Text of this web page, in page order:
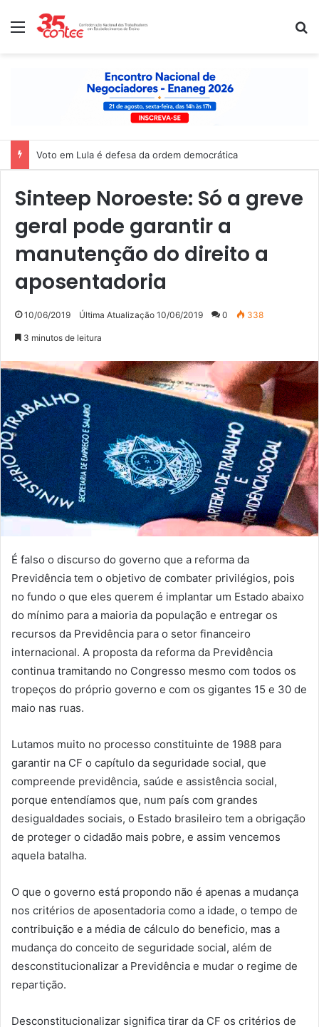
Menu
Nota de solidariedade ao povo venezuelano
Sinteep Noroeste: Só a greve
geral pode garantir a
manutenção do direito a
aposentadoria
10/06/2019 Última Atualização 10/06/2019 0 338
3 minutos de leitura
É falso o discurso do governo que a reforma da
Previdência tem o objetivo de combater privilégios, pois
no fundo o que eles querem é implantar um Estado abaixo
do mínimo para a maioria da população e entregar os
recursos da Previdência para o setor financeiro
internacional. A proposta da reforma da Previdência
continua tramitando no Congresso mesmo com todos os
tropeços do próprio governo e com os gigantes 15 e 30 de
maio nas ruas.
Lutamos muito no processo constituinte de 1988 para
garantir na CF o capítulo da seguridade social, que
compreende previdência, saúde e assistência social,
porque entendíamos que, num país com grandes
desigualdades sociais, o Estado brasileiro tem a obrigação
de proteger o cidadão mais pobre, e assim vencemos
aquela batalha.
O que o governo está propondo não é apenas a mudança
nos critérios de aposentadoria como a idade, o tempo de
contribuição e a média de cálculo do beneficio, mas a
mudança do conceito de seguridade social, além de
desconstitucionalizar a Previdência e mudar o regime de
repartição.
Desconstitucionalizar significa tirar da CF os critérios de